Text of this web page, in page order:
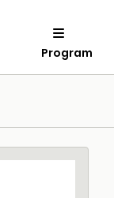
Program